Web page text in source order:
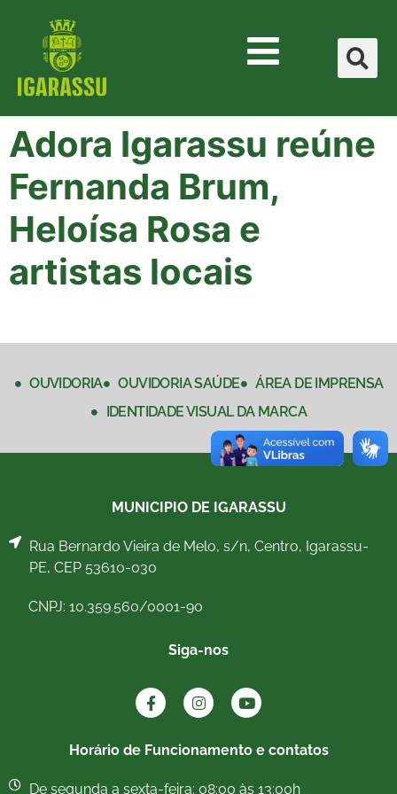
Adora Igarassu reúne
Fernanda Brum,
Heloísa Rosa e
artistas locais
OUVIDORIA OUVIDORIA SAÚDE
ÁREA DE IMPRENSA
IDENTIDADE VISUAL DA MARCA
MUNICIPIO DE IGARASSU
Rua Bernardo Vieira de Melo, s/n, Centro, Igarassu-
PE, CEP 53610-030
CNPJ: 10.359.560/0001-90
Siga-nos
Horário de Funcionamento e contatos
De segunda a sexta-feira: 08:00 às 13:00h